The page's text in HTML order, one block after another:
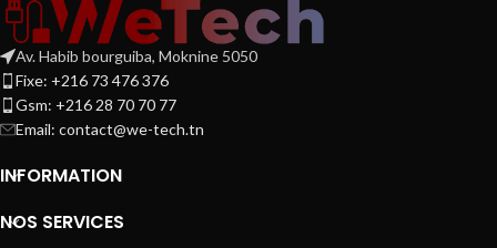
Av. Habib bourguiba, Moknine 5050
Fixe: +216 73 476 376
Gsm: +216 28 70 70 77
Email: contact@we-tech.tn
INFORMATION
NOS SERVICES